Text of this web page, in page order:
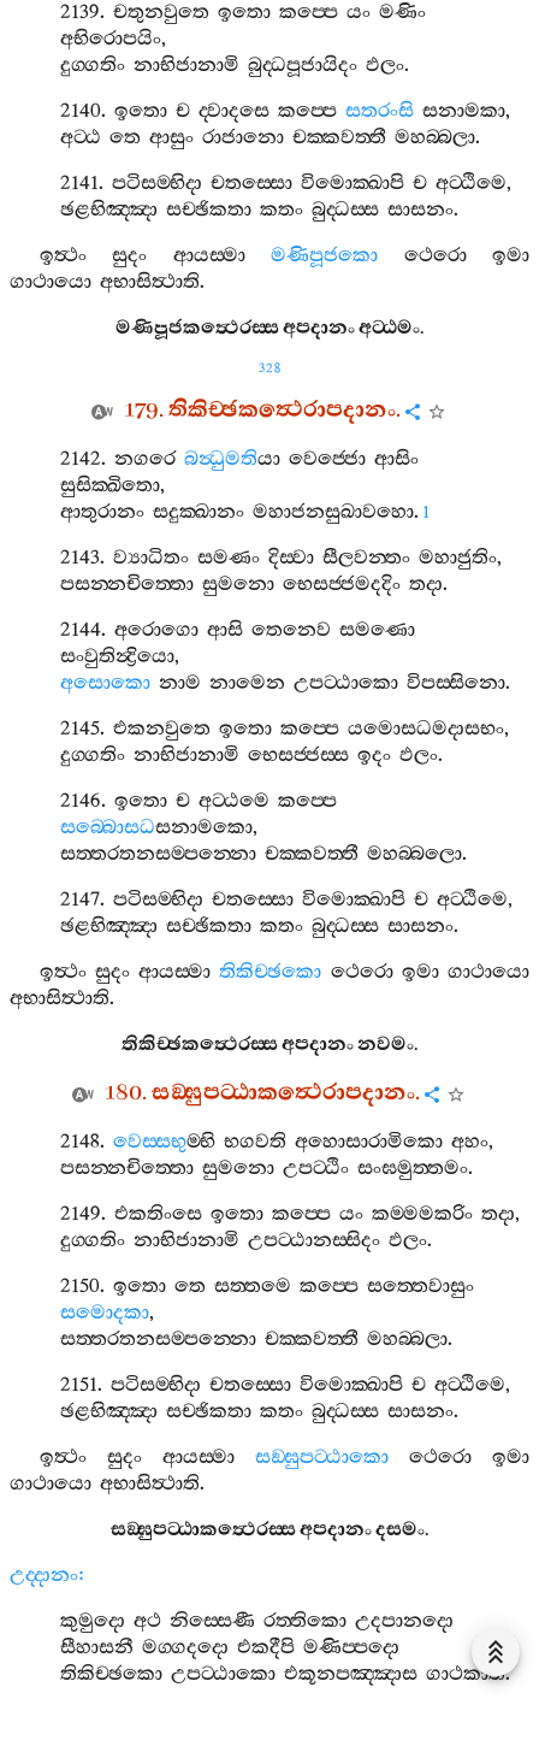
2139.චතුනවුතෙ ඉතො කප‍්පෙ යං මණිං
අභිරොපයිං,
දුග‍්ගතිං නාභිජානාමි බුද‍්ධපූජායිදං ඵලං.
2140.ඉතො ච ද‍්වාදසෙ කප‍්පෙ සතරංසි සනාමකා,
අට‍්ඨ තෙ ආසුං රාජානො චක‍්කවත‍්තී මහබ‍්බලා.
2141.පටිසම‍්භිදා චතස‍්සො විමොක‍්ඛාපි ච අට‍්ඨිමෙ,
ඡළභිඤ‍්ඤා සච‍්ඡිකතා කතං බුද‍්ධස‍්ස සාසනං.
ඉත්‍ථං
සුදං ආයස‍්මා මණිපූජකො ථෙරො
ඉමා
ගාථායො අභාසිත්‍ථාති.
මණිපූජකත්‍ථෙරස‍්සඅපදානංඅට‍්ඨමං.
328
179.තිකිච‍්ඡකත්‍ථෙරාපදානං.
2142.නගරෙ බන්‍ධුමතියා වෙජ‍්ජො ආසිං
සුසික‍්ඛිතො,
ආතුරානං සදුක‍්ඛානං මහාජනසුඛාවහො. 1
2143.ව්‍යාධිතං සමණං දිස‍්වා සීලවන‍්තං මහාජුතිං,
පසන‍්නචිත‍්තො සුමනො භෙසජ‍්ජමදදිං තදා.
2144.අරොගො ආසි තෙනෙව සමණො
සංවුතින්‍ද්‍රියො,
අසොකො නාම නාමෙන උපට‍්ඨාකො විපස‍්සිනො.
2145.එකනවුතෙ ඉතො කප‍්පෙ යමොසධමදාසභං,
දුග‍්ගතිං නාභිජානාමි භෙසජ‍්ජස‍්ස ඉදං ඵලං.
2146.ඉතො ච අට‍්ඨමෙ කප‍්පෙ
සබ‍්බොසධසනාමකො,
සත‍්තරතනසම‍්පන‍්නො චක‍්කවත‍්තී මහබ‍්බලො.
2147.පටිසම‍්භිදා චතස‍්සො විමොක‍්ඛාපි ච අට‍්ඨිමෙ,
ඡළභිඤ‍්ඤා සච‍්ඡිකතා කතං බුද‍්ධස‍්ස සාසනං.
ඉත්‍ථං සුදං ආයස‍්මා තිකිච‍්ඡකො ථෙරො ඉමා ගාථායො
අභාසිත්‍ථාති.
තිකිච‍්ඡකත්‍ථෙරස‍්සඅපදානංනවමං.
180.සඞ‍්ඝුපට‍්ඨාකත්‍ථෙරාපදානං.
2148.වෙස‍්සභුම‍්භි භගවති අහොසාරාමිකො අහං,
පසන‍්නචිත‍්තො සුමනො උපට‍්ඨිං සංඝමුත‍්තමං.
2149.එකතිංසෙ ඉතො කප‍්පෙ යං කම‍්මමකරිං තදා,
දුග‍්ගතිං නාභිජානාමි උපට‍්ඨානස‍්සිදං ඵලං.
2150.ඉතො තෙ සත‍්තමෙ කප‍්පෙ සත‍්තෙවාසුං
සමොදකා,
සත‍්තරතනසම‍්පන‍්නො චක‍්කවත‍්තී මහබ‍්බලා.
2151.පටිසම‍්භිදා චතස‍්සො විමොක‍්ඛාපි ච අට‍්ඨිමෙ,
ඡළභිඤ‍්ඤා සච‍්ඡිකතා කතං බුද‍්ධස‍්ස සාසනං.
ඉත්‍ථං
සුදං ආයස‍්මා සඞ‍්ඝුපට‍්ඨාකො ථෙරො
ඉමා
ගාථායො අභාසිත්‍ථාති.
සඞ‍්ඝුපට‍්ඨාකත්‍ථෙරස‍්සඅපදානංදසමං.
උද‍්දානං:
කුමුදො අථ නිස‍්සෙණී රත‍්තිකො උදපානදො
සීහාසනී මග‍්ගදදො එකදීපි මණිප‍්පදො
තිකිච‍්ඡකො උපට‍්ඨාකො එකූනපඤ‍්ඤාස ගාථකාති.